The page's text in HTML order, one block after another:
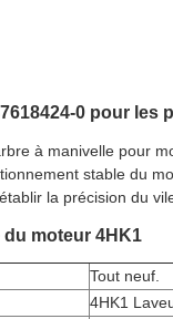
0 pour les
à manivelle pour
stable du
la précision du
moteur 4HK1
Tout neuf.
4HK1